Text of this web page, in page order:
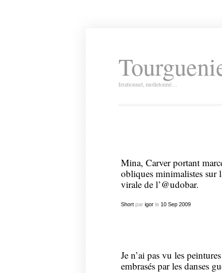
Irrationnel, molletonné…
Mina, Carver portant
obliques minimalistes sur
virale de l’@udobar.
Shortpar igorle 10 Sep 2009
Je n’ai pas vu les
embrasés par les danses